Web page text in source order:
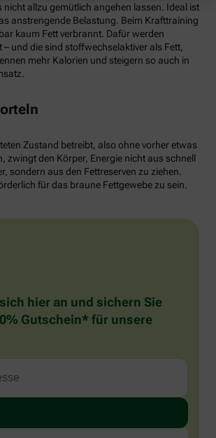
nicht allzu gemütlich angehen lassen. Ideal ist
anstrengende Belastung. Beim Krafttraining
kaum Fett verbrannt. Dafür werden
und die sind stoffwechselaktiver als Fett,
mehr Kalorien und steigern so auch in
Zustand betreibt, also ohne vorher etwas
zwingt den Körper, Energie nicht aus schnell
sondern aus den Fettreserven zu ziehen.
für das braune Fettgewebe zu sein.
hier an und sichern Sie
Gutschein* für unsere